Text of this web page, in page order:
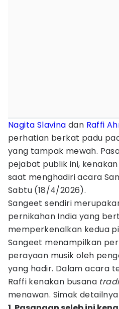
Nagita Slavina dan Raffi
perhatian berkat padu
yang tampak mewah.
pejabat publik ini,
saat menghadiri acara
Sabtu (18/4/2026).
Sangeet sendiri
pernikahan India yang
memperkenalkan kedua
Sangeet menampilkan
perayaan musik oleh
yang hadir. Dalam acara
Raffi kenakan busana
menawan. Simak